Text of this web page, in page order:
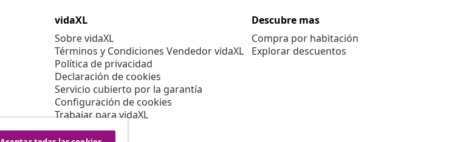
vidaXL
Sobre vidaXL
Términos y Condiciones Vendedor vidaXL
Política de privacidad
Declaración de cookies
Servicio cubierto por la garantía
Configuración de cookies
Trabajar para vidaXL
Aviso legal
Descubre mas
Compra por habitación
Explorar descuentos